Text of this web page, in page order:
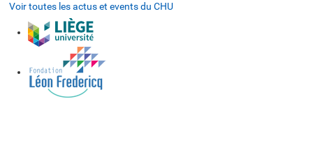
Voir toutes les actus et events du CHU